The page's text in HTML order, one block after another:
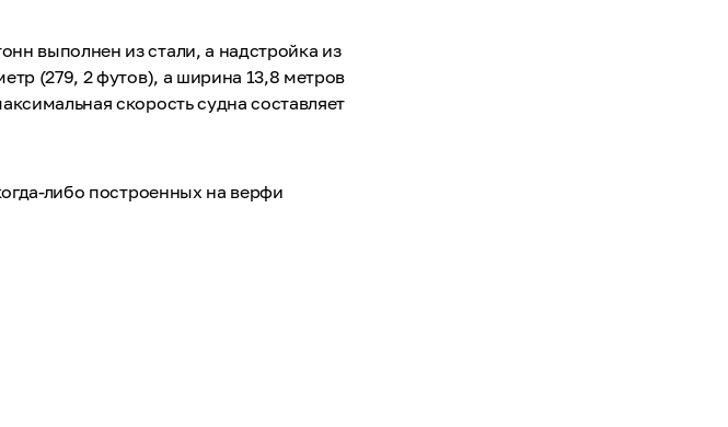
выполнен из стали, а надстройка из
(279, 2 футов), а ширина 13,8 метров
скорость судна составляет
либо построенных на верфи